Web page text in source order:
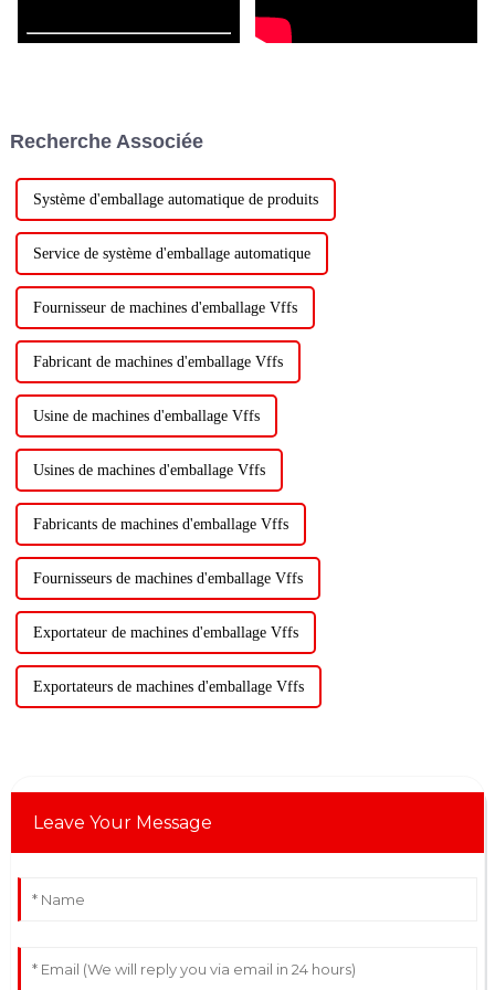
Recherche Associée
Système d'emballage automatique de produits
Service de système d'emballage automatique
Fournisseur de machines d'emballage Vffs
Fabricant de machines d'emballage Vffs
Usine de machines d'emballage Vffs
Usines de machines d'emballage Vffs
Fabricants de machines d'emballage Vffs
Fournisseurs de machines d'emballage Vffs
Exportateur de machines d'emballage Vffs
Exportateurs de machines d'emballage Vffs
Leave Your Message